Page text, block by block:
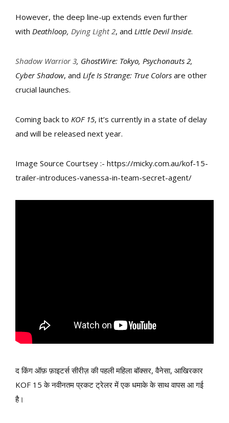
However, the deep line-up extends even further
with Deathloop, Dying Light 2, and Little Devil Inside.
Shadow Warrior 3, GhostWire: Tokyo, Psychonauts 2,
Cyber Shadow, and Life Is Strange: True Colors are other
crucial launches.
Coming back to KOF 15, it’s currently in a state of delay
and will be released next year.
Image Source Courtsey :- https://micky.com.au/kof-15-
trailer-introduces-vanessa-in-team-secret-agent/
द किंग ऑफ़ फ़ाइटर्स सीरीज़ की पहली महिला बॉक्सर, वैनेसा, आखिरकार
KOF 15 के नवीनतम प्रकट ट्रेलर में एक धमाके के साथ वापस आ गई
है।